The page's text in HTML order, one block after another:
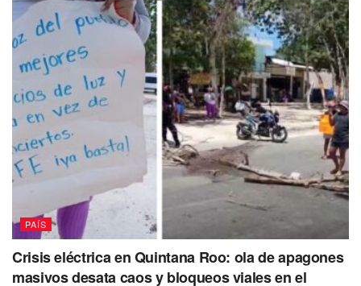
“Que conste que el fentanilo no se
produce en México. Viene de Asia…
entra una parte por los puertos de
Pacífico y estamos ahí evitando su
entrada ilegal”, indicó sobre el tema el
presidente Andrés Manuel López
PAÍS
Crisis eléctrica en Quintana Roo: ola de apagones
masivos desata caos y bloqueos viales en el